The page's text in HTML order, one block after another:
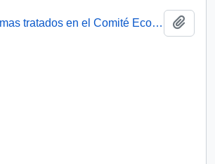
Cuenta a S.E. el Presidente de la República de principales temas tratados en el Comité Económico Social